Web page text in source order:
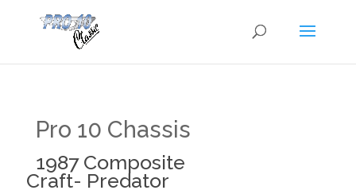
Pro 10 Chassis
1987 Composite
Craft- Predator